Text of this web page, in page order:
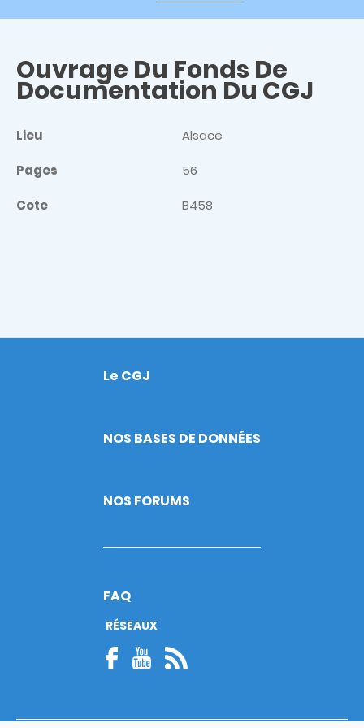
Ouvrage Du Fonds De
Documentation Du CGJ
Lieu Alsace
Pages 56
Cote B458
Footer
Le CGJ
NOS BASES DE DONNÉES
NOS FORUMS
FAQ
RÉSEAUX